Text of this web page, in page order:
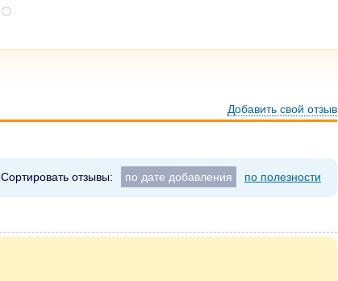
Добавить свой отзыв
Сортировать отзывы: по дате добавления по полезности